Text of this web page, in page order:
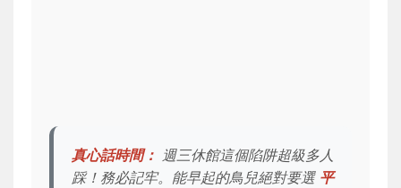
真心話時間： 週三休館這個陷阱超級多人
踩！務必記牢。能早起的鳥兒絕對要選 平